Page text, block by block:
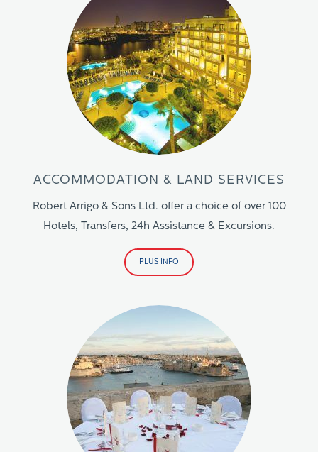
ACCOMMODATION & LAND SERVICES
Robert Arrigo & Sons Ltd. offer a choice of over 100
Hotels, Transfers, 24h Assistance & Excursions.
PLUS INFO